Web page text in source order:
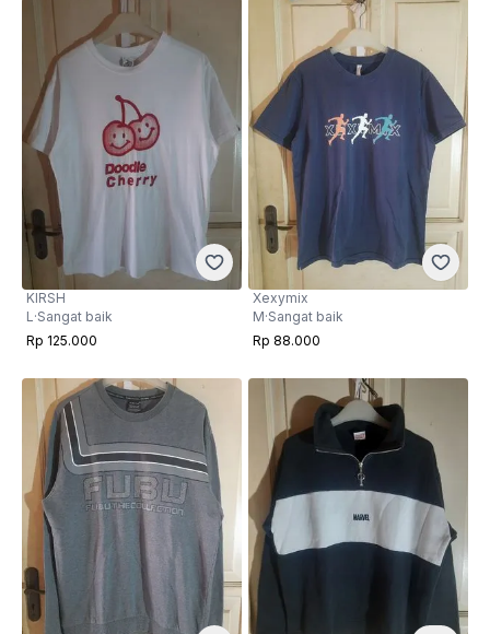
KIRSH
L·Sangat baik
Rp 125.000
Xexymix
M·Sangat baik
Rp 88.000